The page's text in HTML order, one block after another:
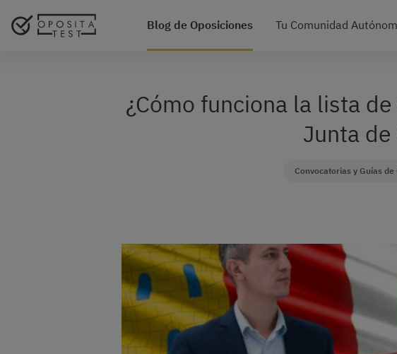
Blog de Oposiciones Tu Comunidad
¿Cómo funciona la lista
Junta
Convocatorias y Guías de